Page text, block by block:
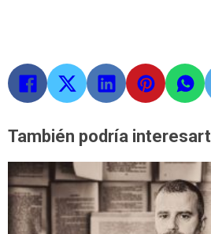
También podría